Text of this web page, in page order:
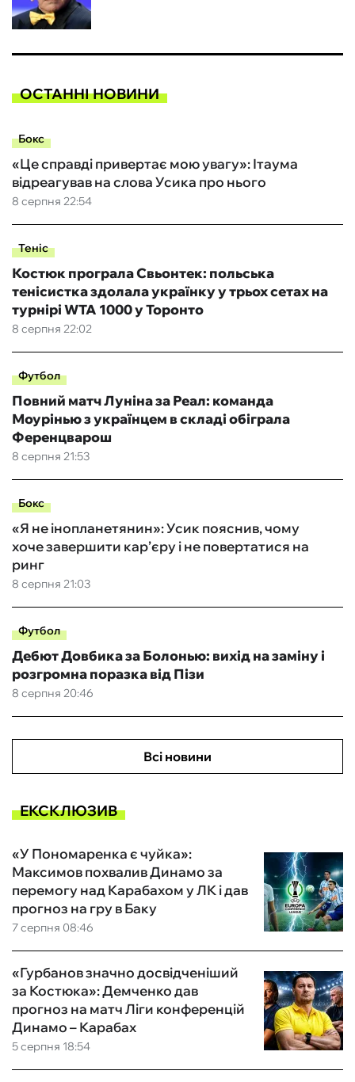
ОСТАННІ НОВИНИ
Бокс
8 серпня 22:54
«Це справді привертає мою увагу»: Ітаума
відреагував на слова Усика про нього
Теніс
8 серпня 22:02
Костюк програла Свьонтек: польська
тенісистка здолала українку у трьох сетах на
турнірі WTA 1000 у Торонто
Футбол
8 серпня 21:53
Повний матч Луніна за Реал: команда
Моурінью з українцем в складі обіграла
Ференцварош
Бокс
8 серпня 21:03
«Я не інопланетянин»: Усик пояснив, чому
хоче завершити кар’єру і не повертатися на
ринг
Футбол
8 серпня 20:46
Дебют Довбика за Болонью: вихід на заміну і
розгромна поразка від Пізи
Всі новини
ЕКСКЛЮЗИВ
7 серпня 08:46
«У Пономаренка є чуйка»:
Максимов похвалив Динамо за
перемогу над Карабахом у ЛК і дав
прогноз на гру в Баку
5 серпня 18:54
«Гурбанов значно досвідченіший
за Костюка»: Демченко дав
прогноз на матч Ліги конференцій
Динамо – Карабах